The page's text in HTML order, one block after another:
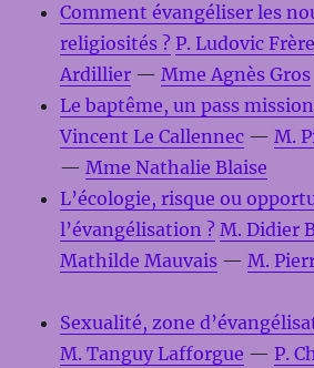
Comment évangéliser les
religiosités ? P. Ludovic Frère
Ardillier —Mme Agnès Gros
Le baptême, un pass
Vincent Le Callennec —M.
—Mme Nathalie Blaise
L’écologie, risque ou
l’évangélisation ? M. Didier
Mathilde Mauvais —M.
Sexualité, zone
M. Tanguy Lafforgue — P.